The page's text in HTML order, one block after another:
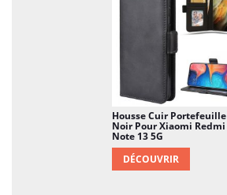
Housse Cuir Portefeuille
Noir Pour Xiaomi Redmi
Note 13 5G
DÉCOUVRIR